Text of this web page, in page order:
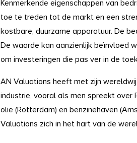
Kenmerkende eigenschappen van
toe te treden tot de markt en een
kostbare, duurzame apparatuur. De
De waarde kan aanzienlijk beïnvloed
om investeringen die pas ver in de
AN Valuations heeft met zijn
industrie, vooral als men spreekt over
olie (Rotterdam) en benzinehaven
Valuations zich in het hart van de